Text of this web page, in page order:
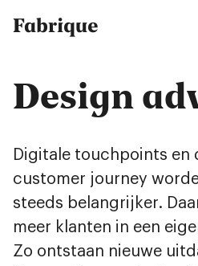
Fabrique
Design
Digitale touchpoints en
customer journey
steeds belangrijker.
meer klanten in een
Zo ontstaan nieuwe